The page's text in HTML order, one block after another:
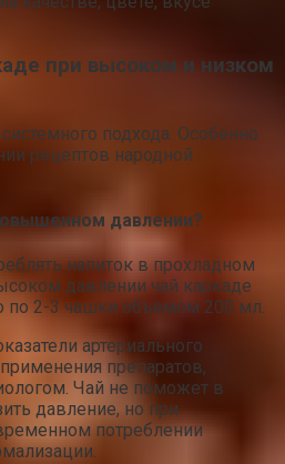
при высоком и низком
подхода. Особенно
рецептов народной
давлении?
напиток в прохладном
давлении чай каркаде
по 2-3 чашки объемом 200 мл.
артериального
препаратов,
Чай не поможет в
давление, но при
потреблении